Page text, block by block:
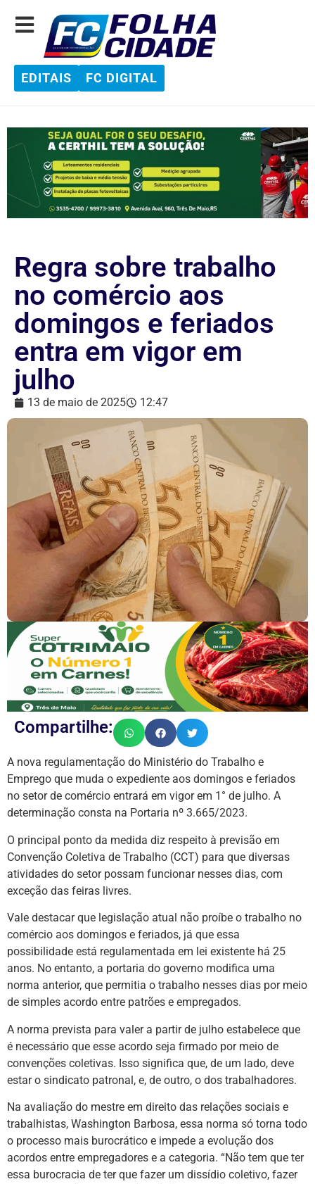
EDITAIS FC DIGITAL
Regra sobre trabalho
no comércio aos
domingos e feriados
entra em vigor em
julho
13 de maio de 2025 12:47
Compartilhe:
A nova regulamentação do Ministério do Trabalho e
Emprego que muda o expediente aos domingos e feriados
no setor de comércio entrará em vigor em 1° de julho. A
determinação consta na Portaria nº 3.665/2023.
O principal ponto da medida diz respeito à previsão em
Convenção Coletiva de Trabalho (CCT) para que diversas
atividades do setor possam funcionar nesses dias, com
exceção das feiras livres.
Vale destacar que legislação atual não proíbe o trabalho no
comércio aos domingos e feriados, já que essa
possibilidade está regulamentada em lei existente há 25
anos. No entanto, a portaria do governo modifica uma
norma anterior, que permitia o trabalho nesses dias por meio
de simples acordo entre patrões e empregados.
A norma prevista para valer a partir de julho estabelece que
é necessário que esse acordo seja firmado por meio de
convenções coletivas. Isso significa que, de um lado, deve
estar o sindicato patronal, e, de outro, o dos trabalhadores.
Na avaliação do mestre em direito das relações sociais e
trabalhistas, Washington Barbosa, essa norma só torna todo
o processo mais burocrático e impede a evolução dos
acordos entre empregadores e a categoria. “Não tem que ter
essa burocracia de ter que fazer um dissídio coletivo, fazer